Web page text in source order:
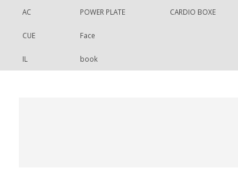
AC
CUE
IL
POWER PLATE CARDIO BOXE
Face
book